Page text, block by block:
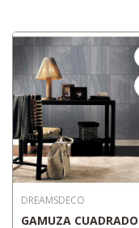
DREAMSDECO